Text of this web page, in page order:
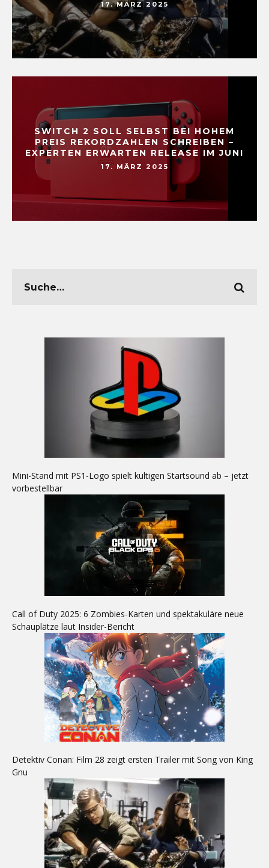
17. MÄRZ 2025
SWITCH 2 SOLL SELBST BEI HOHEM
PREIS REKORDZAHLEN SCHREIBEN –
EXPERTEN ERWARTEN RELEASE IM JUNI
17. MÄRZ 2025
Mini-Stand mit PS1-Logo spielt kultigen Startsound ab – jetzt
vorbestellbar
Call of Duty 2025: 6 Zombies-Karten und spektakuläre neue
Schauplätze laut Insider-Bericht
Detektiv Conan: Film 28 zeigt ersten Trailer mit Song von King
Gnu